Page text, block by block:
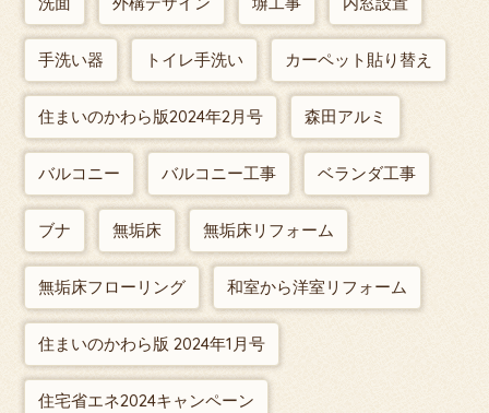
手洗い器 トイレ手洗い カーペット貼り替え
住まいのかわら版2024年2月号 森田アルミ
バルコニー バルコニー工事 ベランダ工事
ブナ 無垢床 無垢床リフォーム
無垢床フローリング 和室から洋室リフォーム
住まいのかわら版 2024年1月号
住宅省エネ2024キャンペーン